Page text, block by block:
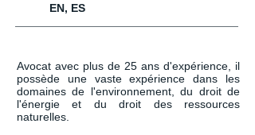
EN, ES
Avocat avec plus de 25 ans d'expérience, il
possède une vaste expérience dans les
domaines de l'environnement, du droit de
l'énergie et du droit des ressources
naturelles.